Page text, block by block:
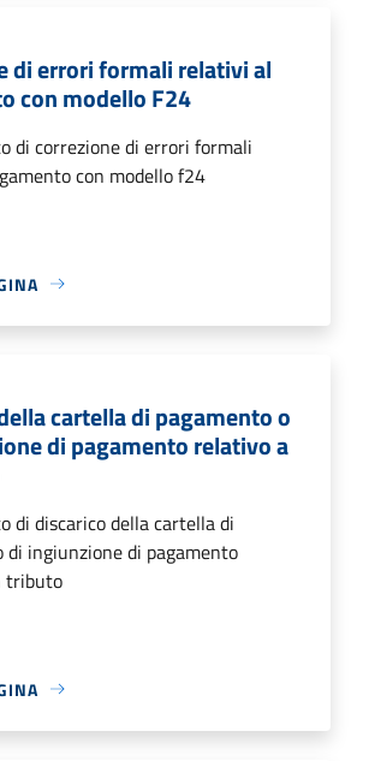
di errori formali relativi al
con modello F24
di correzione di errori formali
con modello f24
cartella di pagamento o
di pagamento relativo a
di discarico della cartella di
di ingiunzione di pagamento
tributo